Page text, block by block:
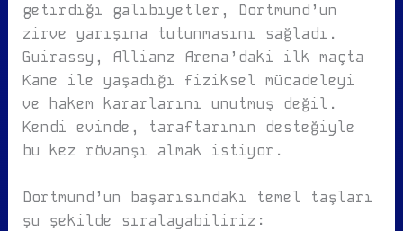
getirdiği galibiyetler, Dortmund’un
zirve yarışına tutunmasını sağladı.
Guirassy, Allianz Arena’daki ilk maçta
Kane ile yaşadığı fiziksel mücadeleyi
ve hakem kararlarını unutmuş değil.
Kendi evinde, taraftarının desteğiyle
bu kez rövanşı almak istiyor.
Dortmund’un başarısındaki temel taşları
şu şekilde sıralayabiliriz: